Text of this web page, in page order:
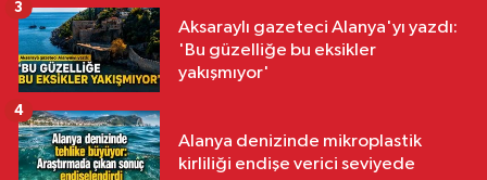
Aksaraylı gazeteci Alanya'yı yazdı:
'Bu güzelliğe bu eksikler
yakışmıyor'
3
Alanya denizinde mikroplastik
kirliliği endişe verici seviyede
4